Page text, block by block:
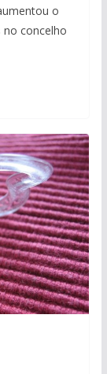
o
no concelho